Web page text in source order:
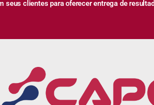
seus clientes para oferecer entrega de